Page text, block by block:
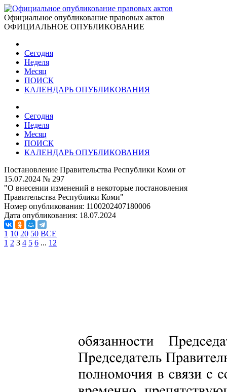
Официальное опубликование правовых актов
ОФИЦИАЛЬНОЕ ОПУБЛИКОВАНИЕ
Сегодня
Неделя
Месяц
ПОИСК
КАЛЕНДАРЬ ОПУБЛИКОВАНИЯ
Сегодня
Неделя
Месяц
ПОИСК
КАЛЕНДАРЬ ОПУБЛИКОВАНИЯ
Постановление Правительства Республики Коми от
15.07.2024 № 297
"О внесении изменений в некоторые постановления
Правительства Республики Коми"
Номер опубликования: 1100202407180006
Дата опубликования: 18.07.2024
1 10 20 50 ВСЕ
1 2 3 4 5 6 ... 12